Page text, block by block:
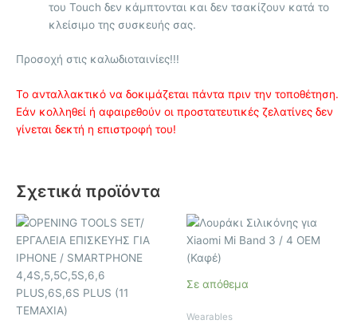
του Touch δεν κάμπτονται και δεν τσακίζουν κατά το
κλείσιμο της συσκευής σας.
Προσοχή στις καλωδιοταινίες!!!
Το ανταλλακτικό να δοκιμάζεται πάντα πριν την τοποθέτηση.
Εάν κολληθεί ή αφαιρεθούν οι προστατευτικές ζελατίνες δεν
γίνεται δεκτή η επιστροφή του!
Σχετικά προϊόντα
Σε απόθεμα
Wearables